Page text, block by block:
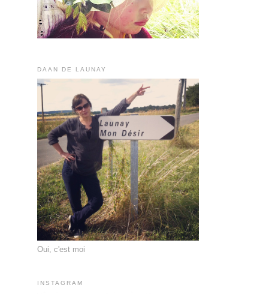
DAAN DE LAUNAY
Oui, c'est moi
INSTAGRAM